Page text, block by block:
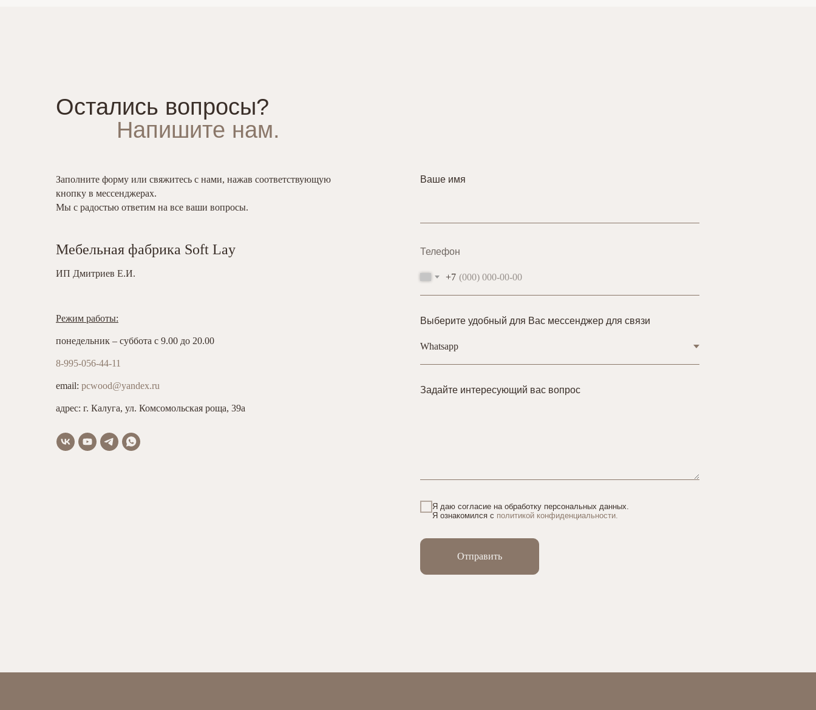
Остались вопросы?
Напишите нам.
Заполните форму или свяжитесь с нами, нажав соответствующую
кнопку в мессенджерах.
Мы с радостью ответим на все ваши вопросы.
Мебельная фабрика Soft Lay
ИП Дмитриев Е.И.
Режим работы:
понедельник – суббота с 9.00 до 20.00
8-995-056-44-11
email: pcwood@yandex.ru
адрес: г. Калуга, ул. Комсомольская роща, 39а
Ваше имя
Телефон
+7
Выберите удобный для Вас мессенджер для связи
Задайте интересующий вас вопрос
Я даю согласие на обработку персональных данных.
Я ознакомился с политикой конфиденциальности.
Отправить